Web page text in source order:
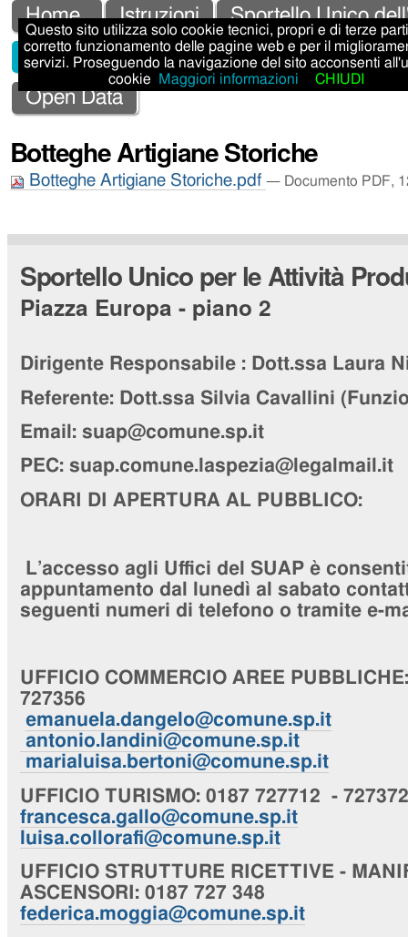
Salta
ai
contenuti.
alla
navigazione
Strumenti
personali
Sezioni
Home Istruzioni
Sportello Unico
Sportello Unico Attività Produttive - SUAP
Open Data
Botteghe Artigiane Storiche
Botteghe Artigiane Storiche.pdf — Documento PDF,
Sportello Unico per le Attività
Piazza Europa - piano 2
Dirigente Responsabile :Dott.ssa Laura
Referente: Dott.ssa Silvia Cavallini
Email: suap@comune.sp.it
PEC: suap.comune.laspezia@legalmail.it
ORARI DI APERTURA AL PUBBLICO:
L’accesso agli Uffici del SUAP è
appuntamento dal lunedì al sabato
seguenti numeri di telefono o tramite e-
UFFICIO COMMERCIO AREE PUBBLICHE
727356
emanuela.dangelo@comune.sp.it
antonio.landini@comune.sp.it
marialuisa.bertoni@comune.sp.it
UFFICIO TURISMO: 0187 727712 - 727372
francesca.gallo@comune.sp.it
luisa.collorafi@comune.sp.it
UFFICIO STRUTTURE RICETTIVE -
ASCENSORI : 0187 727 348
federica.moggia@comune.sp.it
Questo sito utilizza solo cookie tecnici, propri e di terze
corretto funzionamento delle pagine web e per il
servizi. Proseguendo la navigazione del sito acconsenti
cookie
Maggiori informazioni CHIUDI